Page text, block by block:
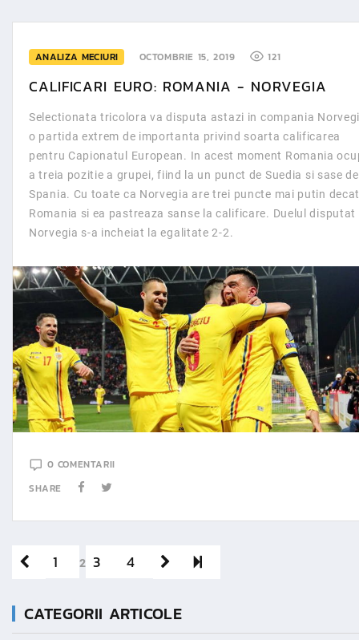
ANALIZA MECIURI OCTOMBRIE 15, 2019 121
CALIFICARI EURO: ROMANIA - NORVEGIA
Selectionata tricolora va disputa astazi in compania
o partida extrem de importanta privind soarta calificarea
pentru Capionatul European. In acest moment Romania
a treia pozitie a grupei, fiind la un punct de Suedia si sase de
Spania. Cu toate ca Norvegia are trei puncte mai putin
Romania si ea pastreaza sanse la calificare. Duelul disputat
Norvegia s-a incheiat la egalitate 2-2.
0 COMENTARII
SHARE
1 2 3 4
CATEGORII ARTICOLE